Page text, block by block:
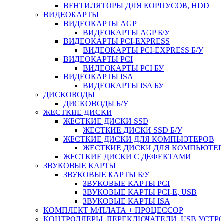
ВЕНТИЛЯТОРЫ ДЛЯ КОРПУСОВ, HDD
ВИДЕОКАРТЫ
ВИДЕОКАРТЫ AGP
ВИДЕОКАРТЫ AGP Б/У
ВИДЕОКАРТЫ PCI-EXPRESS
ВИДЕОКАРТЫ PCI-EXPRESS Б/У
ВИДЕОКАРТЫ PCI
ВИДЕОКАРТЫ PCI БУ
ВИДЕОКАРТЫ ISA
ВИДЕОКАРТЫ ISA БУ
ДИСКОВОДЫ
ДИСКОВОДЫ Б/У
ЖЕСТКИЕ ДИСКИ
ЖЕСТКИЕ ДИСКИ SSD
ЖЕСТКИЕ ДИСКИ SSD Б/У
ЖЕСТКИЕ ДИСКИ ДЛЯ КОМПЬЮТЕРОВ
ЖЕСТКИЕ ДИСКИ ДЛЯ
ЖЕСТКИЕ ДИСКИ С ДЕФЕКТАМИ
ЗВУКОВЫЕ КАРТЫ
ЗВУКОВЫЕ КАРТЫ Б/У
ЗВУКОВЫЕ КАРТЫ PCI
ЗВУКОВЫЕ КАРТЫ PCI-E, USB
ЗВУКОВЫЕ КАРТЫ ISA
КОМПЛЕКТ М/ПЛАТА + ПРОЦЕССОР
КОНТРОЛЛЕРЫ, ПЕРЕКЛЮЧАТЕЛИ, USB